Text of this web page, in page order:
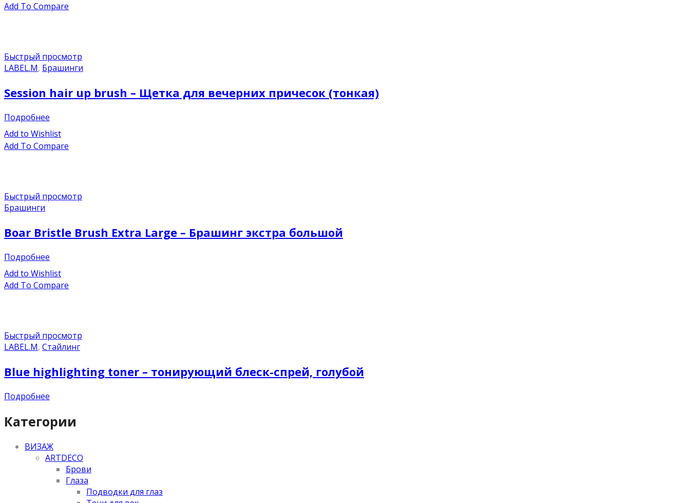
Add To Compare
Быстрый просмотр
LABEL.M, Брашинги
Session hair up brush – Щетка для вечерних причесок (тонкая)
Подробнее
Add to Wishlist
Add To Compare
Быстрый просмотр
Брашинги
Boar Bristle Brush Extra Large – Брашинг экстра большой
Подробнее
Add to Wishlist
Add To Compare
Быстрый просмотр
LABEL.M, Стайлинг
Blue highlighting toner – тонирующий блеск-спрей, голубой
Подробнее
Категории
ВИЗАЖ
ARTDECO
Брови
Глаза
Подводки для глаз